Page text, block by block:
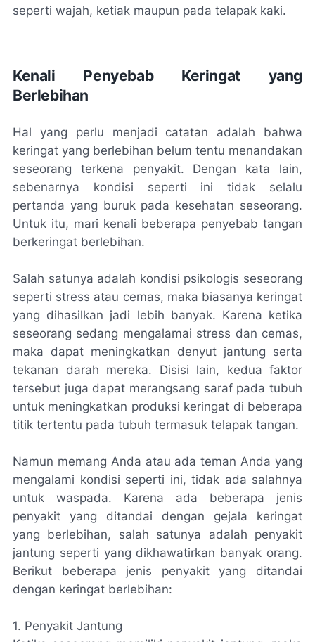
seperti wajah, ketiak maupun pada telapak kaki.
Kenali Penyebab Keringat yang
Berlebihan
Hal yang perlu menjadi catatan adalah bahwa
keringat yang berlebihan belum tentu menandakan
seseorang terkena penyakit. Dengan kata lain,
sebenarnya kondisi seperti ini tidak selalu
pertanda yang buruk pada kesehatan seseorang.
Untuk itu, mari kenali beberapa penyebab tangan
berkeringat berlebihan.
Salah satunya adalah kondisi psikologis seseorang
seperti stress atau cemas, maka biasanya keringat
yang dihasilkan jadi lebih banyak. Karena ketika
seseorang sedang mengalamai stress dan cemas,
maka dapat meningkatkan denyut jantung serta
tekanan darah mereka. Disisi lain, kedua faktor
tersebut juga dapat merangsang saraf pada tubuh
untuk meningkatkan produksi keringat di beberapa
titik tertentu pada tubuh termasuk telapak tangan.
Namun memang Anda atau ada teman Anda yang
mengalami kondisi seperti ini, tidak ada salahnya
untuk waspada. Karena ada beberapa jenis
penyakit yang ditandai dengan gejala keringat
yang berlebihan, salah satunya adalah penyakit
jantung seperti yang dikhawatirkan banyak orang.
Berikut beberapa jenis penyakit yang ditandai
dengan keringat berlebihan:
1. Penyakit Jantung